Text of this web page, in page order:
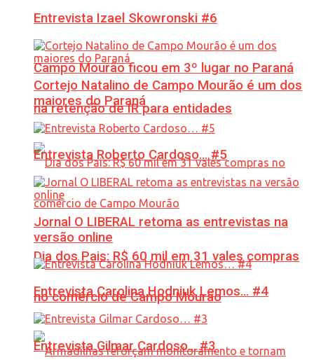
Campo Mourão ficou em 3º lugar no Paraná
na retenção de IR para entidades
Dia dos Pais: R$ 60 mil em 31 vales compras
no comércio de Campo Mourão
Entrevista Izael Skowronski #6
Cortejo Natalino de Campo Mourão é um dos
maiores do Paraná
Entrevista Roberto Cardoso… #5
Jornal O LIBERAL retoma as entrevistas na
versão online
Entrevista Carolina Hodniuk Lemos… #4
Entrevista Gilmar Cardoso… #3